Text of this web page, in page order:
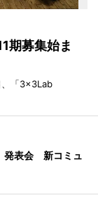
期募集始ま
、「3×3Lab
発表会 新コミュ